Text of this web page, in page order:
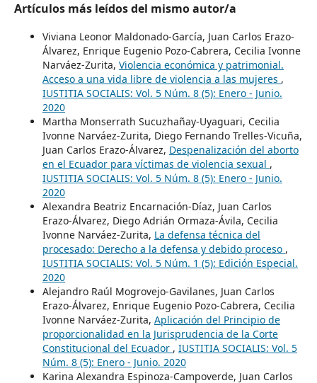
Artículos más leídos del mismo autor/a
Viviana Leonor Maldonado-García, Juan Carlos Erazo-
Álvarez, Enrique Eugenio Pozo-Cabrera, Cecilia Ivonne
Narváez-Zurita, Violencia económica y patrimonial.
Acceso a una vida libre de violencia a las mujeres ,
IUSTITIA SOCIALIS: Vol. 5 Núm. 8 (5): Enero - Junio.
2020
Martha Monserrath Sucuzhañay-Uyaguari, Cecilia
Ivonne Narváez-Zurita, Diego Fernando Trelles-Vicuña,
Juan Carlos Erazo-Álvarez, Despenalización del aborto
en el Ecuador para víctimas de violencia sexual ,
IUSTITIA SOCIALIS: Vol. 5 Núm. 8 (5): Enero - Junio.
2020
Alexandra Beatriz Encarnación-Díaz, Juan Carlos
Erazo-Álvarez, Diego Adrián Ormaza-Ávila, Cecilia
Ivonne Narváez-Zurita, La defensa técnica del
procesado: Derecho a la defensa y debido proceso ,
IUSTITIA SOCIALIS: Vol. 5 Núm. 1 (5): Edición Especial.
2020
Alejandro Raúl Mogrovejo-Gavilanes, Juan Carlos
Erazo-Álvarez, Enrique Eugenio Pozo-Cabrera, Cecilia
Ivonne Narváez-Zurita, Aplicación del Principio de
proporcionalidad en la Jurisprudencia de la Corte
Constitucional del Ecuador , IUSTITIA SOCIALIS: Vol. 5
Núm. 8 (5): Enero - Junio. 2020
Karina Alexandra Espinoza-Campoverde, Juan Carlos